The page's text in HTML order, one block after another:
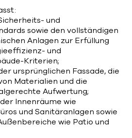
und
sowie den vollständigen
Anlagen zur Erfüllung
und
Kriterien;
ursprünglichen Fassade, die
Materialien und die
Aufwertung;
Innenräume wie
und Sanitäranlagen sowie
wie Patio und